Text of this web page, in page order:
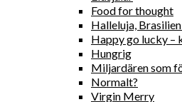
Food for thought
Halleluja,
Happy go lucky –
Hungrig
Miljardären som
Normalt?
Virgin Merry